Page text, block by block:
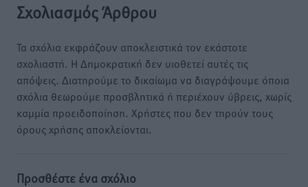
Σχολιασμός Άρθρου
Τα σχόλια εκφράζουν αποκλειστικά τον εκάστοτε
σχολιαστή. Η Δημοκρατική δεν υιοθετεί αυτές τις
απόψεις. Διατηρούμε το δικαίωμα να διαγράψουμε όποια
σχόλια θεωρούμε προσβλητικά ή περιέχουν ύβρεις, χωρίς
καμμία προειδοποίηση. Χρήστες που δεν τηρούν τους
όρους χρήσης αποκλείονται.
Προσθέστε ένα σχόλιο